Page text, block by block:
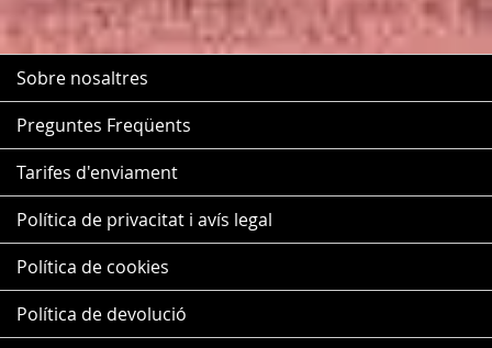
Sobre nosaltres
Preguntes Freqüents
Tarifes d'enviament
Política de privacitat i avís legal
Política de cookies
Política de devolució